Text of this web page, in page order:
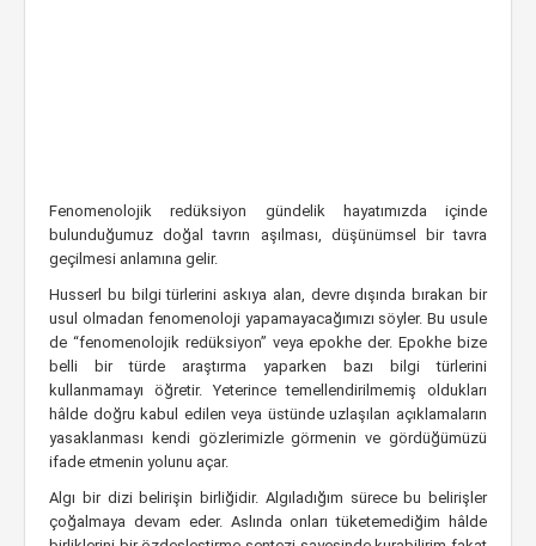
Fenomenolojik redüksiyon gündelik hayatımızda içinde
bulunduğumuz doğal tavrın aşılması, düşünümsel bir tavra
geçilmesi anlamına gelir.
Husserl bu bilgi türlerini askıya alan, devre dışında bırakan bir
usul olmadan fenomenoloji yapamayacağımızı söyler. Bu usule
de “fenomenolojik redüksiyon” veya epokhe der. Epokhe bize
belli bir türde araştırma yaparken bazı bilgi türlerini
kullanmamayı öğretir. Yeterince temellendirilmemiş oldukları
hâlde doğru kabul edilen veya üstünde uzlaşılan açıklamaların
yasaklanması kendi gözlerimizle görmenin ve gördüğümüzü
ifade etmenin yolunu açar.
Algı bir dizi belirişin birliğidir. Algıladığım sürece bu belirişler
çoğalmaya devam eder. Aslında onları tüketemediğim hâlde